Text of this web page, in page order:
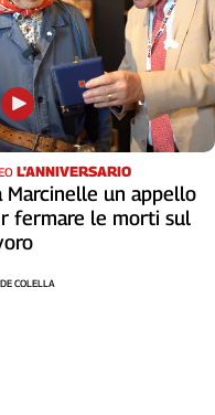
L'ANNIVERSARIO
Marcinelle un appello
fermare le morti sul
COLELLA